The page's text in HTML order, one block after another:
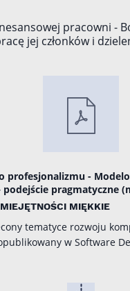
pracowni -
jej członków i
profesjonalizmu -
pragmatyczne
MIĘKKIE
tematyce rozwoju
w Software